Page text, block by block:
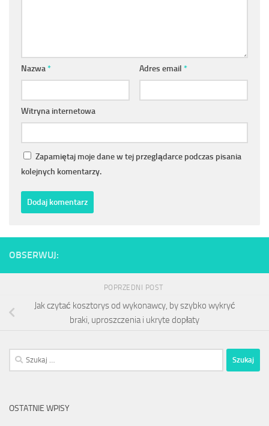
Nazwa* Adres email *
Witryna internetowa
Zapamiętaj moje dane w tej przeglądarce podczas pisania
kolejnych komentarzy.
OBSERWUJ:
POPRZEDNI POST
Jak czytać kosztorys od wykonawcy, by szybko wykryć
braki, uproszczenia i ukryte dopłaty
Szukaj:
OSTATNIE WPISY